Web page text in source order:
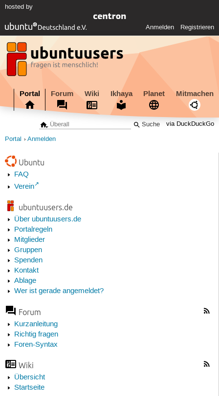
hosted by
Anmelden Registrieren
Portal Forum Wiki Ikhaya Planet Mitmachen
via DuckDuckGo
Portal Anmelden
Ubuntu
FAQ
Verein
ubuntuusers.de
Über ubuntuusers.de
Portalregeln
Mitglieder
Gruppen
Spenden
Kontakt
Ablage
Wer ist gerade angemeldet?
Forum
Kurzanleitung
Richtig fragen
Foren-Syntax
Wiki
Übersicht
Startseite